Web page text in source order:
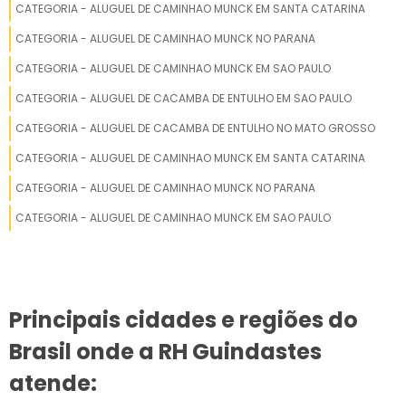
GUINDASTE MADAL PALFINGER
GUINDASTE RODOVIÁRIO GMK 5220 PARA ALUGAR
GUINDASTE GIRATÓRIO
GUINDASTE XCMG A VENDA
ALUGUEL GUINDASTE TADANO
GUINDASTE ELÉTRICO
CATEGORIA - ALUGUEL DE CAMINHAO MUNCK EM SANTA CATARINA
CATEGORIA - ALUGUEL DE CAMINHAO MUNCK NO PARANA
CATEGORIA - ALUGUEL DE CAMINHAO MUNCK EM SAO PAULO
CATEGORIA - ALUGUEL DE CACAMBA DE ENTULHO EM SAO PAULO
CATEGORIA - ALUGUEL DE CACAMBA DE ENTULHO NO MATO GROSSO
CATEGORIA - ALUGUEL DE CAMINHAO MUNCK EM SANTA CATARINA
CATEGORIA - ALUGUEL DE CAMINHAO MUNCK NO PARANA
CATEGORIA - ALUGUEL DE CAMINHAO MUNCK EM SAO PAULO
Principais cidades e regiões do
Brasil onde a RH Guindastes
atende: